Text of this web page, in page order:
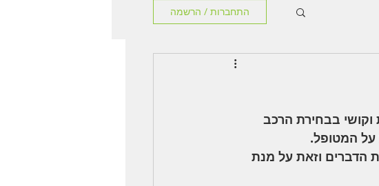
התחברות / הרשמה
וקושי בבחירת הרכב
על המטופל.
הדברים וזאת על מנת